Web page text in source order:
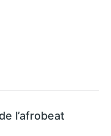
l’afrobeat